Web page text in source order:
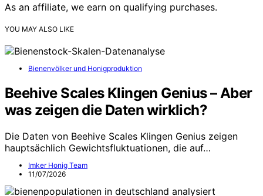
As an affiliate, we earn on qualifying purchases.
YOU MAY ALSO LIKE
Bienenvölker und Honigproduktion
Beehive Scales Klingen Genius – Aber
was zeigen die Daten wirklich?
Die Daten von Beehive Scales Klingen Genius zeigen
hauptsächlich Gewichtsfluktuationen, die auf…
Imker Honig Team
11/07/2026